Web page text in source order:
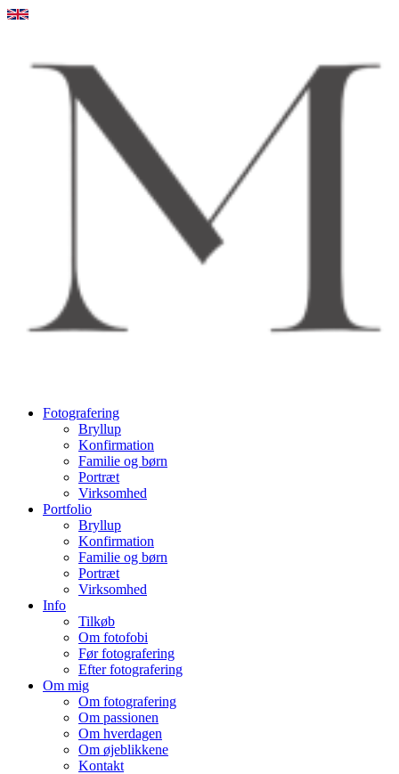
Videre
Fotografering
Bryllup
Konfirmation
Familie og børn
Portræt
Virksomhed
Portfolio
Bryllup
Konfirmation
Familie og børn
Portræt
Virksomhed
Info
Tilkøb
Om fotofobi
Før fotografering
Efter fotografering
Om mig
Om fotografering
Om passionen
Om hverdagen
Om øjeblikkene
Kontakt